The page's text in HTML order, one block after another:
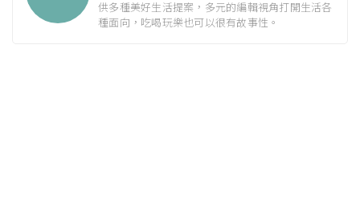
供多種美好生活提案，多元的編輯視角打開生活各
種面向，吃喝玩樂也可以很有故事性。